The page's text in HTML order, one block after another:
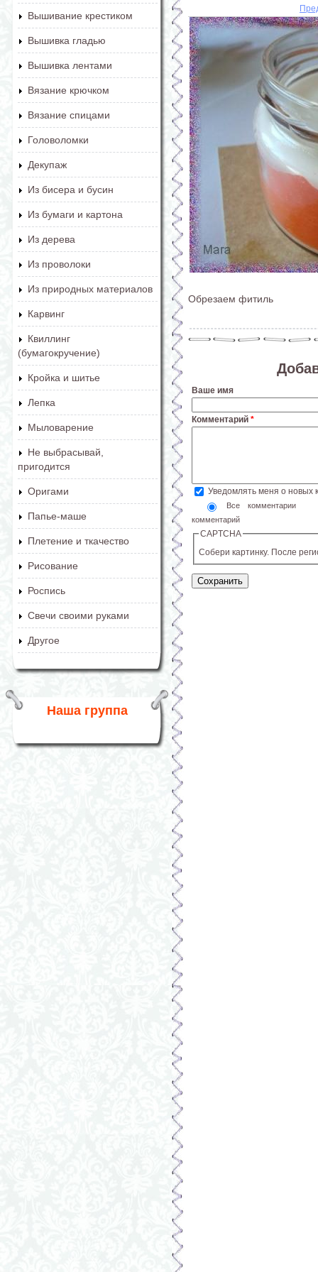
Вышивание крестиком
Вышивка гладью
Вышивка лентами
Вязание крючком
Вязание спицами
Головоломки
Декупаж
Из бисера и бусин
Из бумаги и картона
Из дерева
Из проволоки
Из природных материалов
Карвинг
Квиллинг
(бумагокручение)
Кройка и шитье
Лепка
Мыловарение
Не выбрасывай,
пригодится
Оригами
Папье-маше
Плетение и ткачество
Рисование
Роспись
Свечи своими руками
Другое
Наша группа
Обрезаем фитиль
Ваше имя
Комментарий *
Уведомлять меня о новых
Все комментарии
комментарий
CAPTCHA
Собери картинку. После